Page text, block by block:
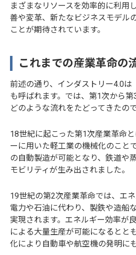
まざまなリソースを効率的に利用
善や変革、新たなビジネスモデル
ことが期待されています。
これまでの産業革命の
前述の通り、インダストリー4.0は
も呼ばれます。では、第1次から
どのような流れをたどってきたの
18世紀に起こった第1次産業革命
ーに用いた軽工業の機械化のこと
の自動製造が可能となり、鉄道や
モビリティが生み出されました。
19世紀の第2次産業革命では、エ
電力や石油に代わり、製鉄や造船
実現されます。エネルギー効率が
による大量生産が可能になるとと
化により自動車や航空機の発明に